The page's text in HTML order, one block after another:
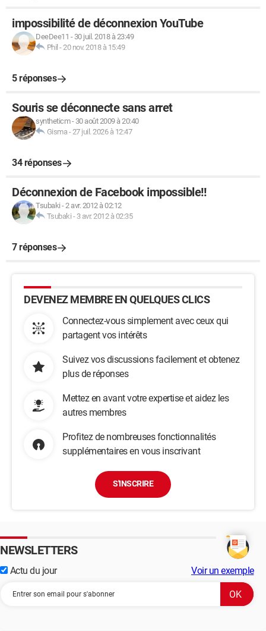
impossibilité de déconnexion YouTube
DeeDee11 - 30 juil. 2018 à 23:49
Phil -20 nov. 2018 à 15:49
5 réponses
Souris se déconnecte sans arret
syntheticm- 30 août 2009 à 20:40
Gisma -27 juil. 2026 à 12:47
34 réponses
Déconnexion de Facebook impossible!!
Tsubaki -2 avr. 2012 à 02:12
Tsubaki - 3 avr. 2012 à 02:35
7 réponses
DEVENEZ MEMBRE EN QUELQUES CLICS
Connectez-vous simplement avec ceux qui
partagent vos intérêts
Suivez vos discussions facilement et obtenez
plus de réponses
Mettez en avant votre expertise et aidez les
autres membres
Profitez de nombreuses fonctionnalités
supplémentaires en vous inscrivant
S'INSCRIRE
NEWSLETTERS
Actu du jour Voir un exemple